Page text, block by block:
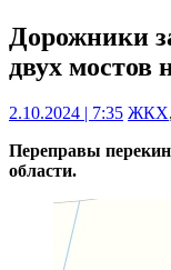
Дорожники
двух
2.10.2024 | 7:35 ЖКХ,
Переправы
области.